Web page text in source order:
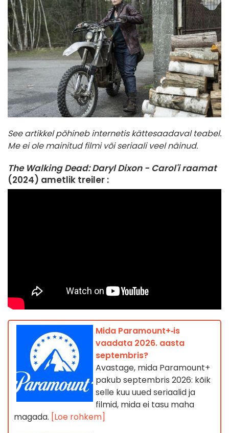
See artikkel põhineb internetis kättesaadaval teabel.
Me ei ole mainitud filmi või seriaali veel näinud.
The Walking Dead: Daryl Dixon - Carol'i raamat
(2024) ametlik treiler :
Mida Paramount+‑is
vaadata 2026. aasta
septembris?
Avastage, mida Paramount+
pakub septembris 2026: kõik
selle kuu uued seriaalid ja
filmid, mida ei tasu maha
magada. [Loe rohkem]